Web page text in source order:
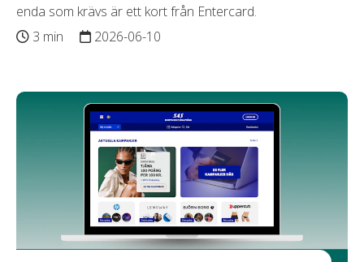
enda som krävs är ett kort från Entercard.
3 min
2026-06-10